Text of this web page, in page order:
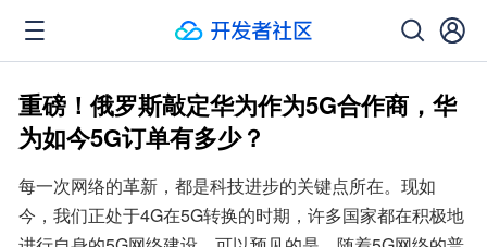
重磅！俄罗斯敲定华为作为5G合作商，华
为如今5G订单有多少？
每一次网络的革新，都是科技进步的关键点所在。现如
今，我们正处于4G在5G转换的时期，许多国家都在积极地